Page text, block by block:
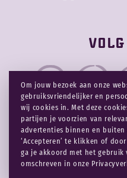
Volg
Disclaimer
Copyright
Om jouw bezoek aan onze
gebruiksvriendelijker en
wij cookies in. Met deze
partijen je voorzien van
advertenties binnen en buiten
‘Accepteren’ te klikken of
ga je akkoord met het gebruik
omschreven in onze